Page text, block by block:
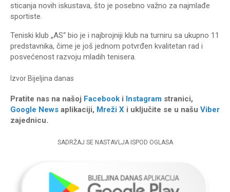
sticanja novih iskustava, što je posebno važno za najmlađe
sportiste.
Teniski klub „AS“ bio je i najbrojniji klub na turniru sa ukupno 11
predstavnika, čime je još jednom potvrđen kvalitetan rad i
posvećenost razvoju mladih tenisera.
IzvorBijeljina danas
Pratite nas na našoj Facebook i Instagram stranici,
Google News aplikaciji, Mreži X i uključite se u našu Viber
zajednicu.
SADRŽAJ SE NASTAVLJA ISPOD OGLASA